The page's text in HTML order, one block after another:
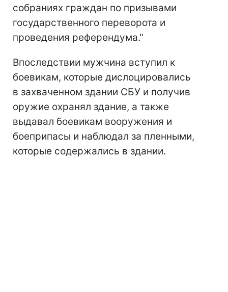
собраниях граждан по призывами
государственного переворота и
проведения референдума."
Впоследствии мужчина вступил к
боевикам, которые дислоцировались
в захваченном здании СБУ и получив
оружие охранял здание, а также
выдавал боевикам вооружения и
боеприпасы и наблюдал за пленными,
которые содержались в здании.